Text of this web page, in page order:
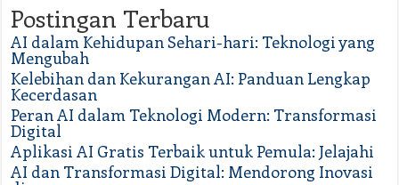
Postingan Terbaru
AI dalam Kehidupan Sehari-hari: Teknologi yang
Mengubah
Kelebihan dan Kekurangan AI: Panduan Lengkap
Kecerdasan
Peran AI dalam Teknologi Modern: Transformasi
Digital
Aplikasi AI Gratis Terbaik untuk Pemula: Jelajahi
AI dan Transformasi Digital: Mendorong Inovasi